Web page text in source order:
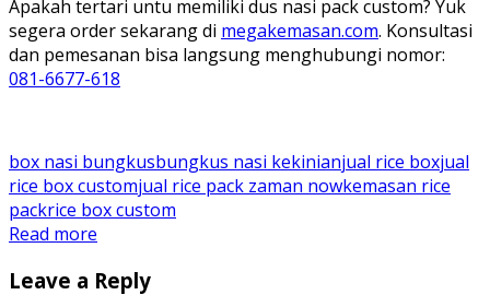
Apakah tertari untu memiliki dus nasi pack custom? Yuk
segera order sekarang di megakemasan.com. Konsultasi
dan pemesanan bisa langsung menghubungi nomor:
081-6677-618
box nasi bungkusbungkus nasi kekinianjual rice boxjual
rice box customjual rice pack zaman nowkemasan rice
packrice box custom
Read more
Leave a Reply